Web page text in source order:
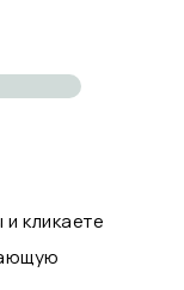
кликаете